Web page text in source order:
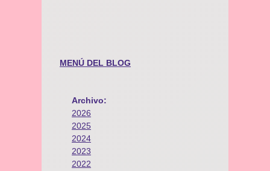
MENÚ DEL BLOG
Archivo:
2026
2025
2024
2023
2022